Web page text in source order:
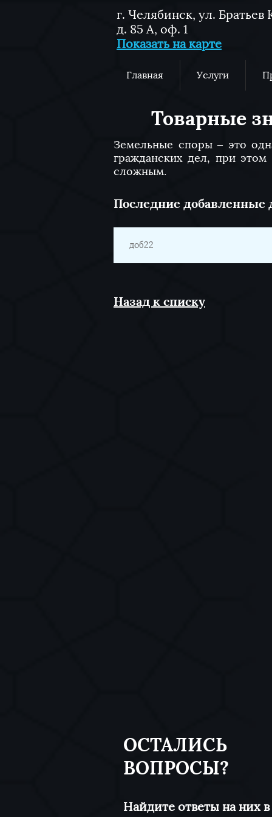
г. Челябинск, ул.
д. 85 А, оф. 1
Показать на карте
Товарные
​Последние добавленные
доб22
Главная Услуги
Назад к списку
Земельные споры – это
гражданских дел, при
сложным.
ОСТАЛИСЬ
ВОПРОСЫ?
Найдите ответы на них в